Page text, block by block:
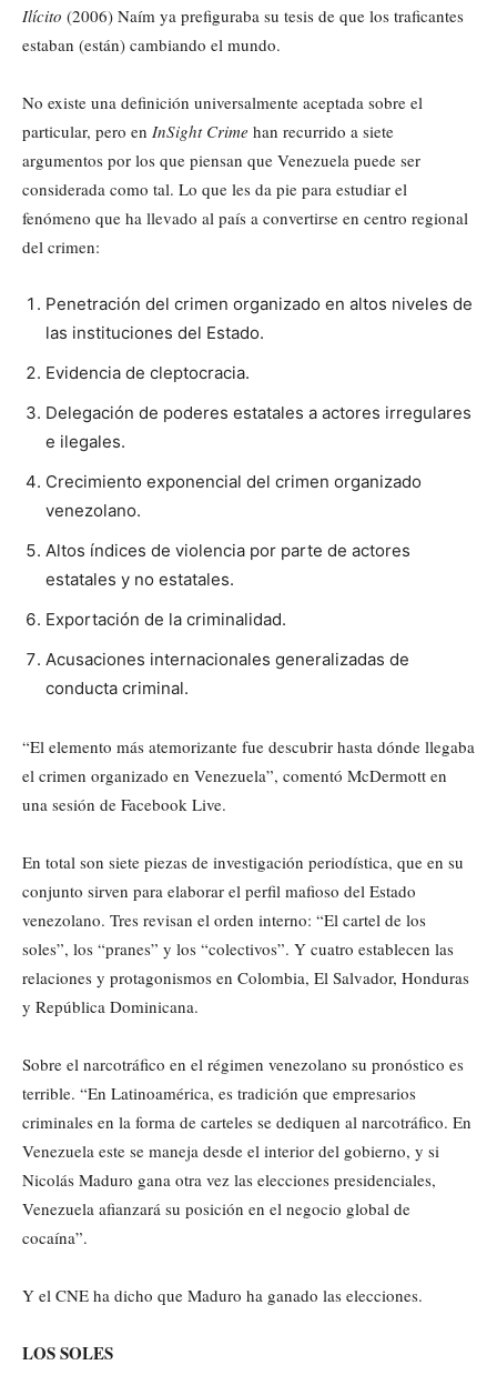
Ilícito (2006) Naím ya prefiguraba su tesis de que los traficantes
estaban (están) cambiando el mundo.
No existe una definición universalmente aceptada sobre el
particular, pero en InSight Crime han recurrido a siete
argumentos por los que piensan que Venezuela puede ser
considerada como tal. Lo que les da pie para estudiar el
fenómeno que ha llevado al país a convertirse en centro regional
del crimen:
Penetración del crimen organizado en altos niveles de
las instituciones del Estado.
Evidencia de cleptocracia.
Delegación de poderes estatales a actores irregulares
e ilegales.
Crecimiento exponencial del crimen organizado
venezolano.
Altos índices de violencia por parte de actores
estatales y no estatales.
Exportación de la criminalidad.
Acusaciones internacionales generalizadas de
conducta criminal.
“El elemento más atemorizante fue descubrir hasta dónde llegaba
el crimen organizado en Venezuela”, comentó McDermott en
una sesión de Facebook Live.
En total son siete piezas de investigación periodística, que en su
conjunto sirven para elaborar el perfil mafioso del Estado
venezolano. Tres revisan el orden interno: “El cartel de los
soles”, los “pranes” y los “colectivos”. Y cuatro establecen las
relaciones y protagonismos en Colombia, El Salvador, Honduras
y República Dominicana.
Sobre el narcotráfico en el régimen venezolano su pronóstico es
terrible. “En Latinoamérica, es tradición que empresarios
criminales en la forma de carteles se dediquen al narcotráfico. En
Venezuela este se maneja desde el interior del gobierno, y si
Nicolás Maduro gana otra vez las elecciones presidenciales,
Venezuela afianzará su posición en el negocio global de
cocaína”.
Y el CNE ha dicho que Maduro ha ganado las elecciones.
LOS SOLES